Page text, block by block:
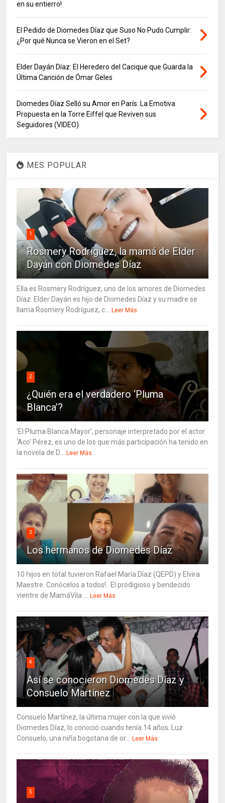
en su entierro!
El Pedido de Diomedes Díaz que Suso No Pudo Cumplir:
¿Por qué Nunca se Vieron en el Set?
Elder Dayán Díaz: El Heredero del Cacique que Guarda la
Última Canción de Ómar Geles
Diomedes Díaz Selló su Amor en París: La Emotiva
Propuesta en la Torre Eiffel que Reviven sus
Seguidores (VIDEO)
MES POPULAR
1
Rosmery Rodríguez, la mamá de Elder
Dayán con Diomedes Díaz
Ella es Rosmery Rodríguez, uno de los amores de Diomedes
Díaz. Elder Dayán es hijo de Diomedes Díaz y su madre se
llama Rosmery Rodríguez, c...
Leer Más
2
¿Quién era el verdadero ‘Pluma
Blanca’?
‘El Pluma Blanca Mayor’, personaje interpretado por el actor
‘Aco’ Pérez, es uno de los que más participación ha tenido en
la novela de D...
Leer Más
3
Los hermanos de Diomedes Díaz
10 hijos en total tuvieron Rafael María Díaz (QEPD) y Elvira
Maestre. Conócelos a todos!. El prodigioso y bendecido
vientre de MamáVila ...
Leer Más
4
Así se conocieron Diomedes Díaz y
Consuelo Martínez
Consuelo Martínez, la última mujer con la que vivió
Diomedes Díaz, lo conoció cuando tenía 14 años. Luz
Consuelo, una niña bogotana de or...
Leer Más
5